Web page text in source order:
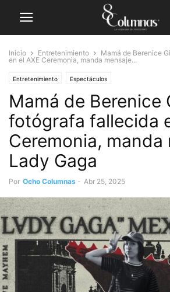
Inicio Entretenimiento
Mamá de Berenice
en el AXE Ceremonia, manda mensaje...
Entretenimiento Espectáculos
Mamá de Berenice
fotógrafa fallecida
Ceremonia, manda
Lady Gaga
Por Ocho Columnas - Abr 25, 2025